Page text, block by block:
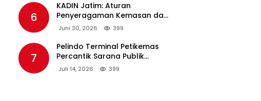
6
KADIN Jatim: Aturan
Penyeragaman Kemasan dan
Larangan Bahan Tambahan
Tembakau
Juni 30, 2026 399
7
Pelindo Terminal Petikemas
Percantik Sarana Publik
Warga Ring 1 Terminal Teluk
Juli 14, 2026 399